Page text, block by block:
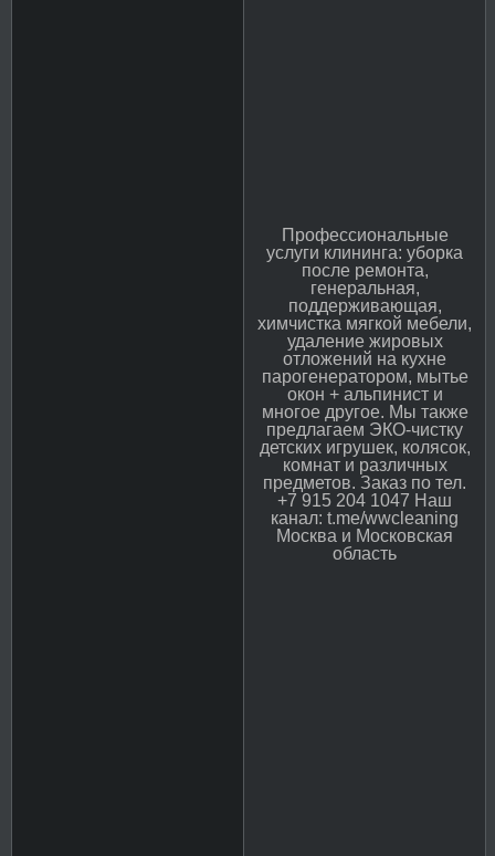
Профессиональные
услуги клининга: уборка
после ремонта,
генеральная,
поддерживающая,
химчистка мягкой мебели,
удаление жировых
отложений на кухне
парогенератором, мытье
окон + альпинист и
многое другое. Мы также
предлагаем ЭКО-чистку
детских игрушек, колясок,
комнат и различных
предметов. Заказ по тел.
+7 915 204 1047 Наш
канал: t.me/wwcleaning
Москва и Московская
область